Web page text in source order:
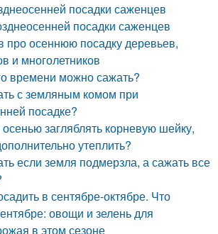
посадки саженцев
посадки саженцев
про осеннюю посадку деревьев,
и многолетников
времени можно сажать?
с земляным комом при
посадке?
загляблять корневую шейку,
утеплить?
если земля подмерзла, а сажать все
в сентябре-октябре. Что
овощи и зелень для
в этом сезоне